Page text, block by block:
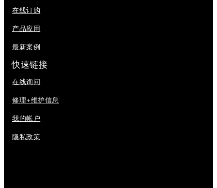
在线订购
产品应用
最新案例
快速链接
在线询问
修理+维护信息
我的帐户
隐私政策